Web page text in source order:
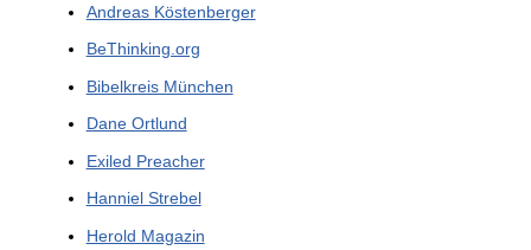
Andreas Köstenberger
BeThinking.org
Bibelkreis München
Dane Ortlund
Exiled Preacher
Hanniel Strebel
Herold Magazin